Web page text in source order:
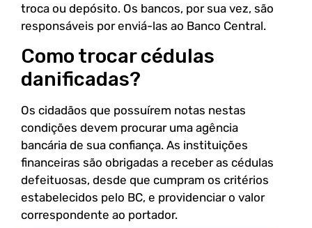
troca ou depósito. Os bancos, por sua vez, são
responsáveis por enviá-las ao Banco Central.
Como trocar cédulas
danificadas?
Os cidadãos que possuírem notas nestas
condições devem procurar uma agência
bancária de sua confiança. As instituições
financeiras são obrigadas a receber as cédulas
defeituosas, desde que cumpram os critérios
estabelecidos pelo BC, e providenciar o valor
correspondente ao portador.